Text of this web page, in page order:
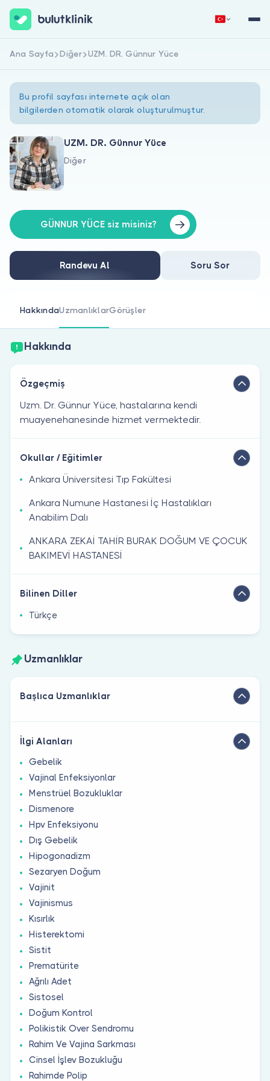
Hakkımızda
Doktorlar için
Doktor musunuz?
Hemen Kaydol Giriş Yap
Ana Sayfa Diğer UZM. DR. Günnur Yüce
Bu profil sayfası internete açık olan
bilgilerden otomatik olarak oluşturulmuştur.
UZM. DR. Günnur Yüce
Diğer
GÜNNUR YÜCE siz misiniz?
Randevu Al Soru Sor
HakkındaUzmanlıklarGörüşler
Hakkında
Özgeçmiş
Uzm. Dr. Günnur Yüce, hastalarına kendi
muayenehanesinde hizmet vermektedir.
Okullar / Eğitimler
Ankara Üniversitesi Tıp Fakültesi
Ankara Numune Hastanesi İç Hastalıkları
Anabilim Dalı
ANKARA ZEKAİ TAHİR BURAK DOĞUM VE ÇOCUK
BAKIMEVİ HASTANESİ
Bilinen Diller
Türkçe
Uzmanlıklar
Başlıca Uzmanlıklar
İlgi Alanları
Gebelik
Vajinal Enfeksiyonlar
Menstrüel Bozukluklar
Dismenore
Hpv Enfeksiyonu
Dış Gebelik
Hipogonadizm
Sezaryen Doğum
Vajinit
Vajinismus
Kısırlık
Histerektomi
Sistit
Prematürite
Ağrılı Adet
Sistosel
Doğum Kontrol
Polikistik Over Sendromu
Rahim Ve Vajina Sarkması
Cinsel İşlev Bozukluğu
Rahimde Polip